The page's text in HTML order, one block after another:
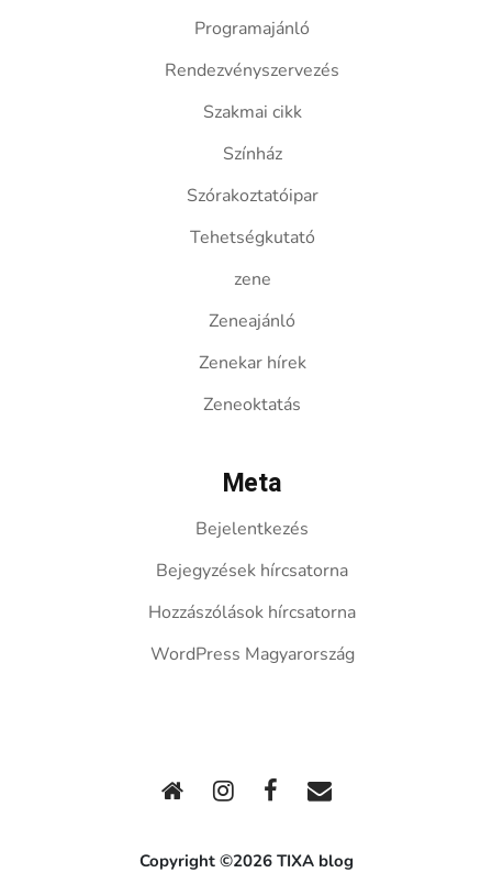
Programajánló
Rendezvényszervezés
Szakmai cikk
Színház
Szórakoztatóipar
Tehetségkutató
zene
Zeneajánló
Zenekar hírek
Zeneoktatás
Meta
Bejelentkezés
Bejegyzések hírcsatorna
Hozzászólások hírcsatorna
WordPress Magyarország
Copyright ©2026 TIXA blog